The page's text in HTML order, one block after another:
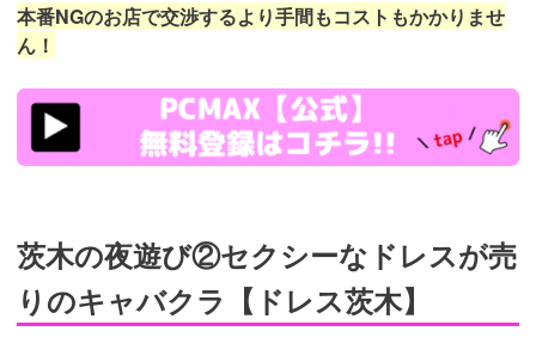
本番NGのお店で交渉するより手間もコストもかかりませ
ん！
https://pcmax.jp/lp/?
ad_id=rm307152
茨木の夜遊び②セクシーなドレスが売
りのキャバクラ【ドレス茨木】